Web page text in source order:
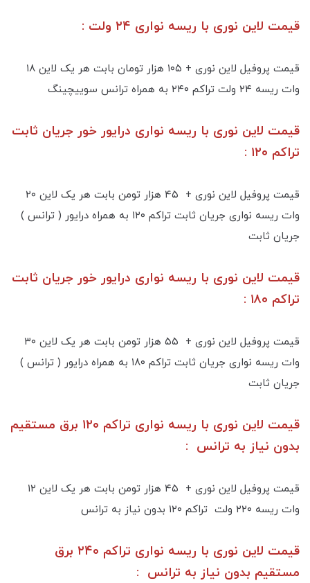
قیمت لاین نوری با ریسه نواری ۲۴ ولت :
قیمت پروفیل لاین نوری + ۱۰۵ هزار تومان بابت هر یک لاین ۱۸
وات ریسه ۲۴ ولت تراکم ۲۴۰ به همراه ترانس سوییچینگ
قیمت لاین نوری با ریسه نواری درایور خور جریان ثابت
تراکم ۱۲۰ :
قیمت پروفیل لاین نوری + ۴۵ هزار تومن بابت هر یک لاین ۲۰
وات ریسه نواری جریان ثابت تراکم ۱۲۰ به همراه درایور ( ترانس )
جریان ثابت
قیمت لاین نوری با ریسه نواری درایور خور جریان ثابت
تراکم ۱۸۰ :
قیمت پروفیل لاین نوری + ۵۵ هزار تومن بابت هر یک لاین ۳۰
وات ریسه نواری جریان ثابت تراکم ۱۸۰ به همراه درایور ( ترانس )
جریان ثابت
قیمت لاین نوری با ریسه نواری تراکم ۱۲۰ برق مستقیم
بدون نیاز به ترانس :
قیمت پروفیل لاین نوری + ۴۵ هزار تومن بابت هر یک لاین ۱۲
وات ریسه ۲۲۰ ولت تراکم ۱۲۰ بدون نیاز به ترانس
قیمت لاین نوری با ریسه نواری تراکم ۲۴۰ برق
مستقیم بدون نیاز به ترانس :